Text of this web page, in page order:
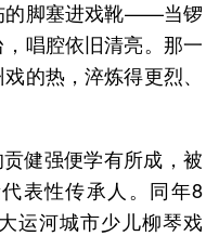
的脚塞进戏靴——当锣
唱腔依旧清亮。那一
的热，淬炼得更烈、
健强便学有所成，被
表性传承人。同年8
运河城市少儿柳琴戏